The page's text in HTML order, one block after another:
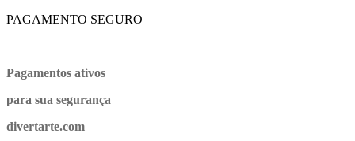
PAGAMENTO SEGURO
Pagamentos ativos
para sua segurança
divertarte.com